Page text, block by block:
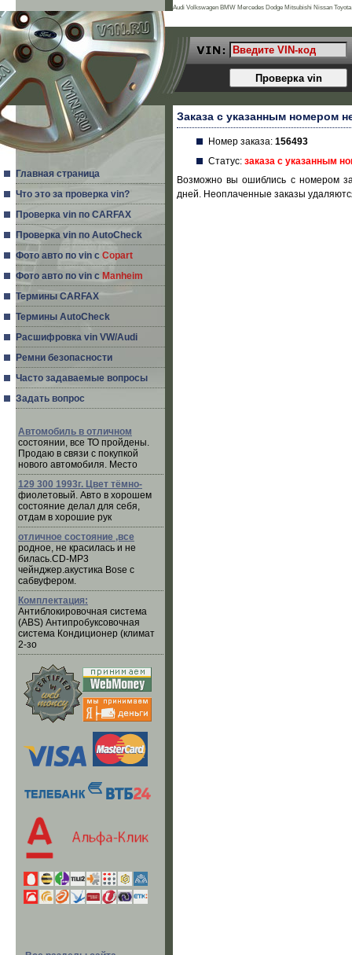
Главная страница
Что это за проверка vin?
Проверка vin по CARFAX
Проверка vin по AutoCheck
Фото авто по vin с Copart
Фото авто по vin с Manheim
Термины CARFAX
Термины AutoCheck
Расшифровка vin VW/Audi
Ремни безопасности
Часто задаваемые вопросы
Задать вопрос
Автомобиль в отличном
состоянии, все ТО пройдены.
Продаю в связи с покупкой
нового автомобиля. Место
129 300 1993г. Цвет тёмно-
фиолетовый. Авто в хорошем
состояние делал для себя,
отдам в хорошие рук
отличное состояние ,все
родное, не красилась и не
билась.CD-MP3
чейнджер.акустика Bose с
сабвуфером.
Комплектация:
Антиблокировочная система
(ABS) Антипробуксовочная
система Кондиционер (климат
2-зо
Заказа с указанным номером
Номер заказа: 156493
Статус: заказа с указанным
Возможно вы ошиблись с номером
дней. Неоплаченные заказы
Audi Volkswagen BMW Mercedes Dodge Mitsubishi Nissan